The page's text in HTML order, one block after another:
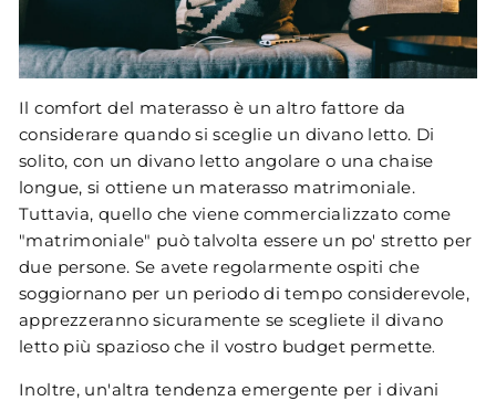
Il comfort del materasso è un altro fattore da
considerare quando si sceglie un divano letto. Di
solito, con un divano letto angolare o una chaise
longue, si ottiene un materasso matrimoniale.
Tuttavia, quello che viene commercializzato come
"matrimoniale" può talvolta essere un po' stretto per
due persone. Se avete regolarmente ospiti che
soggiornano per un periodo di tempo considerevole,
apprezzeranno sicuramente se scegliete il divano
letto più spazioso che il vostro budget permette​.
Inoltre, un'altra tendenza emergente per i divani